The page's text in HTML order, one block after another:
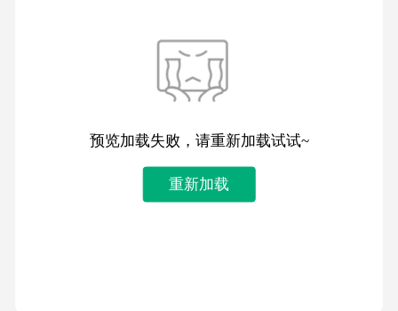
预览加载失败，请重新加载试试~
重新加载